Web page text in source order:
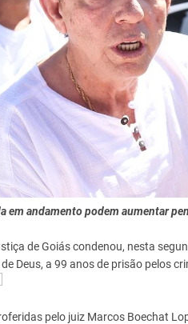
em andamento podem aumentar
de Goiás condenou, nesta
Deus, a 99 anos de prisão pelos
pelo juiz Marcos Boechat